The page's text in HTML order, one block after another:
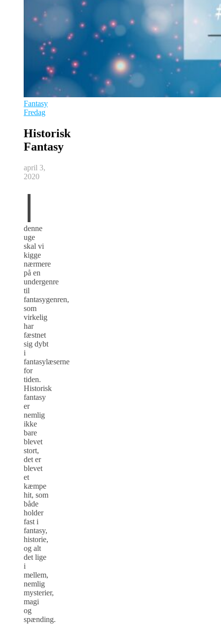
Fantasy
Fredag
Historisk
Fantasy
april 3,
2020
I
denne
uge
skal vi
kigge
nærmere
på en
undergenre
til
fantasygenren,
som
virkelig
har
fæstnet
sig dybt
i
fantasylæserne
for
tiden.
Historisk
fantasy
er
nemlig
ikke
bare
blevet
stort,
det er
blevet
et
kæmpe
hit, som
både
holder
fast i
fantasy,
historie,
og alt
det lige
i
mellem,
nemlig
mysterier,
magi
og
spænding.